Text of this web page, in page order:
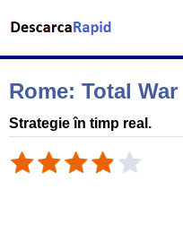
Rome: Total War
Strategie în timp real.